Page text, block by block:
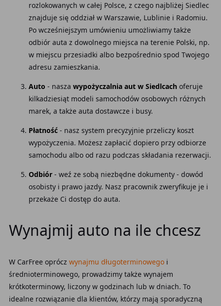
rozlokowanych w całej Polsce, z czego najbliżej Siedlec
znajduje się oddział w Warszawie, Lublinie i Radomiu.
Po wcześniejszym umówieniu umożliwiamy także
odbiór auta z dowolnego miejsca na terenie Polski, np.
w miejscu przesiadki albo bezpośrednio spod Twojego
adresu zamieszkania.
Auto - nasza wypożyczalnia aut w Siedlcach oferuje
kilkadziesiąt modeli samochodów osobowych różnych
marek, a także auta dostawcze i busy.
Płatność- nasz system precyzyjnie przeliczy koszt
wypożyczenia. Możesz zapłacić dopiero przy odbiorze
samochodu albo od razu podczas składania rezerwacji.
Odbiór- weź ze sobą niezbędne dokumenty - dowód
osobisty i prawo jazdy. Nasz pracownik zweryfikuje je i
przekaże Ci dostęp do auta.
Wynajmij auto na ile chcesz
W CarFree oprócz wynajmu długoterminowegoi
średnioterminowego, prowadzimy także wynajem
krótkoterminowy, liczony w godzinach lub w dniach. To
idealne rozwiązanie dla klientów, którzy mają sporadyczną